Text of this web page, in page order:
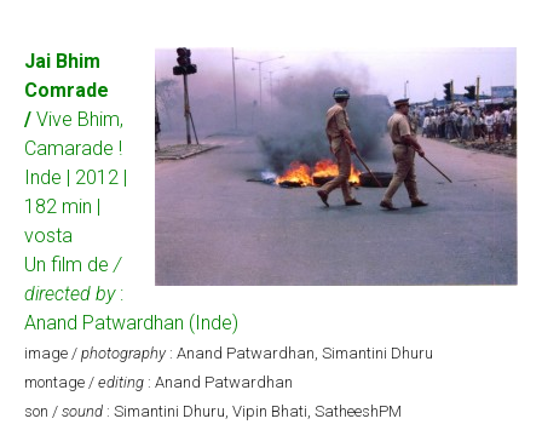
Jai Bhim
Comrade
/ Vive Bhim,
Camarade !
Inde | 2012 |
182 min |
vosta
Un film de /
directed by:
Anand Patwardhan (Inde)
image / photography: Anand Patwardhan, Simantini Dhuru
montage / editing : Anand Patwardhan
son / sound : Simantini Dhuru, Vipin Bhati, SatheeshPM